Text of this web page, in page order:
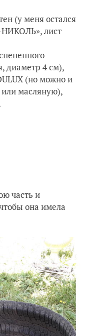
(у меня остался
НИКОЛЬ», лист
диаметр 4 см),
(но можно и
масляную),
часть и
она имела